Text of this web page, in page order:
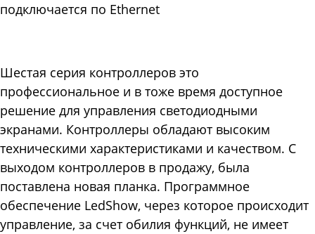
подключается по Ethernet
Шестая серия контроллеров это
профессиональное и в тоже время доступное
решение для управления светодиодными
экранами. Контроллеры обладают высоким
техническими характеристиками и качеством. С
выходом контроллеров в продажу, была
поставлена новая планка. Программное
обеспечение LedShow, через которое происходит
управление, за счет обилия функций, не имеет